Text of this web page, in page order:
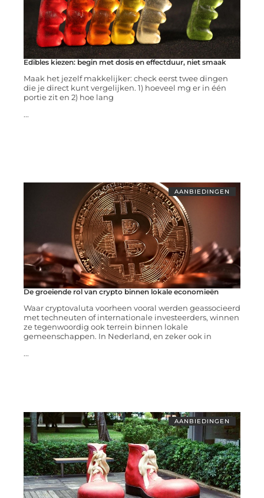
Edibles kiezen: begin met dosis en effectduur, niet smaak
Maak het jezelf makkelijker: check eerst twee dingen
die je direct kunt vergelijken. 1) hoeveel mg er in één
portie zit en 2) hoe lang
...
AANBIEDINGEN
De groeiende rol van crypto binnen lokale economieën
Waar cryptovaluta voorheen vooral werden geassocieerd
met techneuten of internationale investeerders, winnen
ze tegenwoordig ook terrein binnen lokale
gemeenschappen. In Nederland, en zeker ook in
...
AANBIEDINGEN